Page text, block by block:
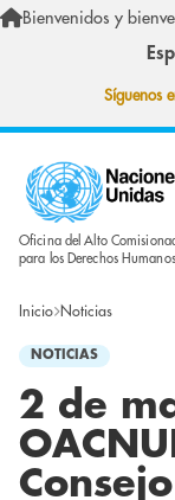
Pasar al contenido
Bienvenidos y
Síguenos
Oficina del Alto
para los Derechos
Inicio Noticias
NOTICIAS
2 de